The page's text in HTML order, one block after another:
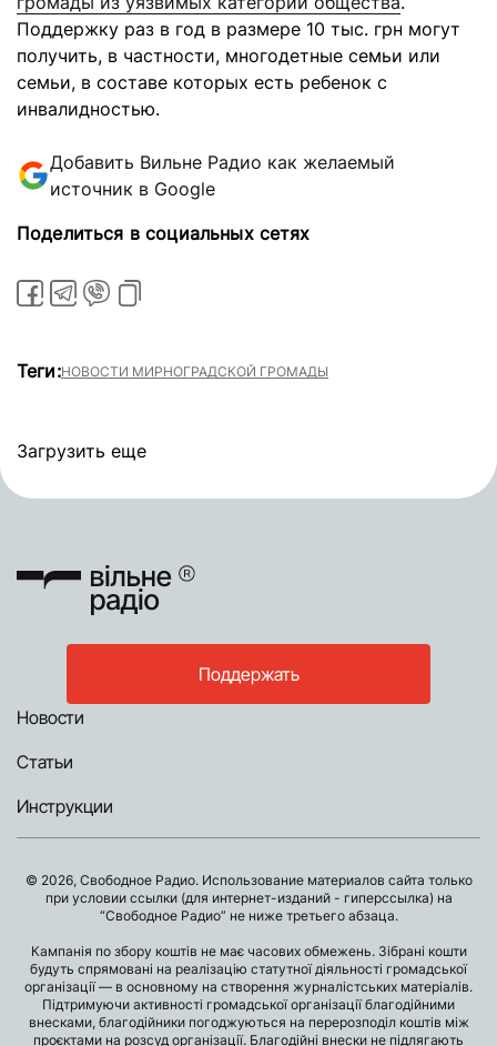
Поддержку раз в год в размере 10 тыс. грн могут
получить, в частности, многодетные семьи или
семьи, в составе которых есть ребенок с
инвалидностью.
Добавить Вильне Радио как желаемый
источник в Google
Поделиться в социальных сетях
Теги:НОВОСТИ МИРНОГРАДСКОЙ ГРОМАДЫ
Загрузить еще
Поддержать
Новости
Статьи
Инструкции
© 2026, Свободное Радио. Использование материалов сайта только
при условии ссылки (для интернет-изданий - гиперссылка) на
“Свободное Радио” не ниже третьего абзаца.
Кампанія по збору коштів не має часових обмежень. Зібрані кошти
будуть спрямовані на реалізацію статутної діяльності громадської
організації — в основному на створення журналістських матеріалів.
Підтримуючи активності громадської організації благодійними
внесками, благодійники погоджуються на перерозподіл коштів між
проєктами на розсуд організації. Благодійні внески не підлягають